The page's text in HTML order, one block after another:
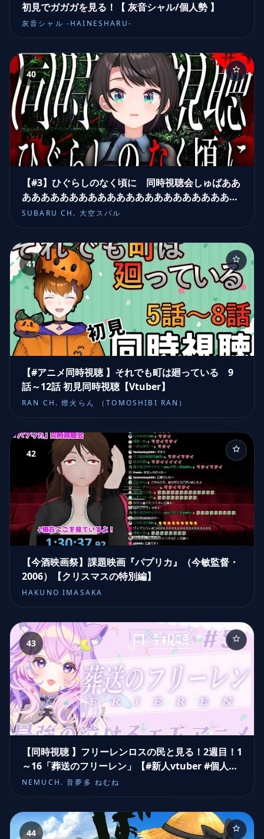
初見でガガガを見る！【 灰音シャル/個人勢 】
灰音シャル -HAINESHARU-
40
【#3】ひぐらしのなく頃に 同時視聴会しゅばああ
あああああああああああああああああああああああ
ああああああああああああ！！！！！！【ホロライ
SUBARU CH. 大空スバル
41
【#アニメ同時視聴 】それでも町は廻っている 9
話～12話 初見同時視聴【Vtuber】
RAN CH. 燈火らん （TOMOSHIBI RAN）
42
【今酒映画祭】課題映画『パプリカ』（今敏監督・
2006）【クリスマスの特別編】
HAKUNO IMASAKA
43
【同時視聴 】フリーレンロスの民と見る！2週目！1
～16「葬送のフリーレン」【#新人vtuber #個人
vtuber #vtuber #同時視聴 #アニメ#マンガ#音夢
NEMUCH. 音夢多 ねむね
44